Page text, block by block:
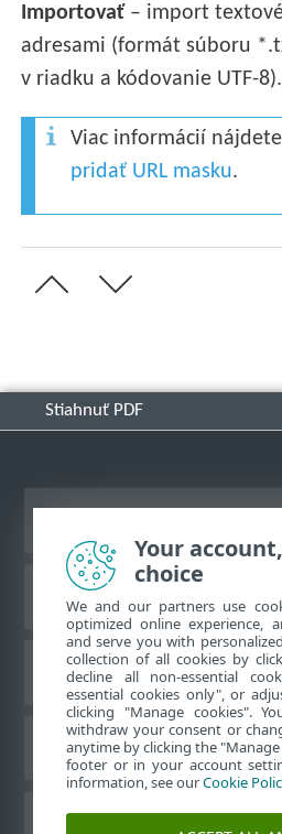
Importovať – import
adresami (formát súboru
v riadku a kódovanie UTF-8).
Viac informácií
pridať URL masku.
Stiahnuť PDF
Databáza
ESET
Technická
Your
choice
We and our partners use
optimized online experience,
and serve you with
collection of all cookies by
decline all non-essential
essential cookies only", or
clicking "Manage cookies".
withdraw your consent or
anytime by clicking the
footer or in your account
information, see ourCookie